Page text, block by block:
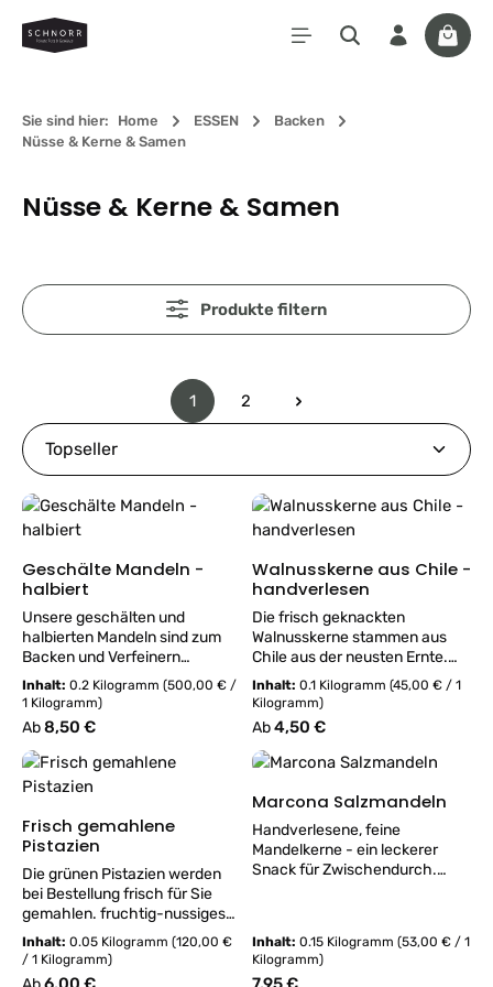
Zum Hauptinhalt springen
Sie sind hier: Home ESSEN
Backen
Nüsse & Kerne & Samen
Nüsse & Kerne & Samen
Produkte filtern
Seite
1
Seite
2
Geschälte Mandeln -
halbiert
Unsere geschälten und
halbierten Mandeln sind zum
Backen und Verfeinern
geeignet. nussiges Aroma süß-
lieblich kräftiger
Mandelgeschmack mit Liebe
von Hand verpackt Die Früchte
des Mandelbaum oder -
strauchs schmecken leicht
süß und haben einen vollen
nussigen Geschmack. Das
süß-liebliche Aroma ist
vorallem in der Bäckerei und
Süßwarenherstellung beliebt.
Mandelmilch, Mandelmus,
Mandelkuchen, Mandelgebäck,
Torten und Kuchen - ob als
Verzierung oder Zutat: der
marzipanartige Geschmack
Inhalt: 0.2 Kilogramm (500,00 € /
1 Kilogramm)
Regulärer Preis:
Ab8,50 €
Walnusskerne aus Chile -
handverlesen
Die frisch geknackten
Walnusskerne stammen aus
Chile aus der neusten Ernte.
würzig-röstiges Aroma
butterige Note nussartiger
Geschmack besonders groß
mit Liebe von Hand verpackt
Die chilenischen Walnusskerne
ausgewogenen Geschmack
Walnussbaum wirft jährlich ein
große Ernte ab. In der Regel
fallen die reifen Früchte
Nach ihrer Trocknung sind sie
recht lange haltbar und können
sehr vielseitig in der
Inhalt: 0.1 Kilogramm (45,00 € / 1
Kilogramm)
Regulärer Preis:
Ab4,50 €
Frisch gemahlene
Pistazien
Die grünen Pistazien werden
bei Bestellung frisch für Sie
gemahlen. fruchtig-nussiges
Aroma leichte Süße kräftiger
Pistazien-Geschmack
schönes Grün mit Liebe von
Inhalt: 0.05 Kilogramm (120,00 €
/ 1 Kilogramm)
Regulärer Preis:
Marcona Salzmandeln
Handverlesene, feine
Mandelkerne - ein leckerer
Snack für Zwischendurch.
Hand gepackt Unsere Marcona
Salzmandeln sind ein toller
Inhalt: 0.15 Kilogramm (53,00 € / 1
Kilogramm)
Regulärer Preis: